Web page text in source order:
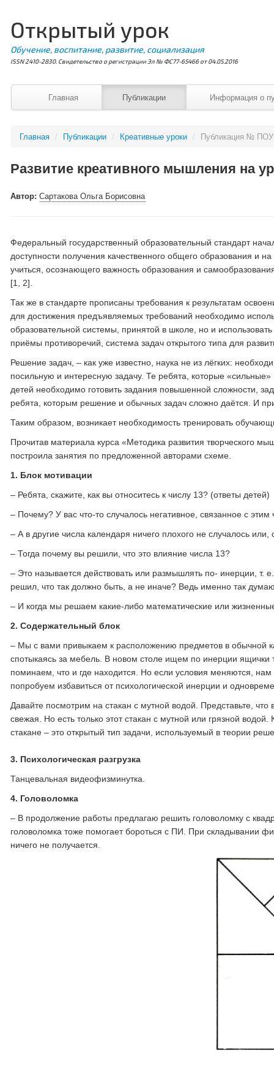
Открытый урок
Обучение, воспитание, развитие, социализация
ISSN 2410-2830. Свидетельство о регистрации Эл № ФС77-65466 от 04.05.2016
Главная Публикации Информация о
Главная / Публикации / Креативные уроки / Публикация № ПОУ
Развитие креативного мышления на
Автор:Сартакова Ольга Борисовна
Федеральный государственный образовательный стандарт
доступности получения качественного общего образования и
учиться, осознающего важность образования и
[1, 2].
Так же в стандарте прописаны требования к результатам
для достижения предъявляемых требований необходимо
образовательной системы, принятой в школе, но и
приёмы противоречий, система задач открытого типа для
Решение задач, – как уже известно, наука не из лёгких:
посильную и интересную задачу. Те ребята, которые
детей необходимо готовить задания повышенной сложности,
ребята, которым решение и обычных задач сложно даётся. И
Таким образом, возникает необходимость тренировать
Прочитав материала курса «Методика развития творческого
построила занятия по предложенной авторами схеме.
1. Блок мотивации
– Ребята, скажите, как вы относитесь к числу 13? (ответы детей)
– Почему? У вас что-то случалось негативное, связанное с
– А в другие числа календаря ничего плохого не случалось
– Тогда почему вы решили, что это влияние числа 13?
– Это называется действовать или размышлять по- инерции, т.
решил, что так должно быть, а не иначе? Ведь именно так
– И когда мы решаем какие-либо математические или
2.Содержательный блок
– Мы с вами привыкаем к расположению предметов в обычной
спотыкаясь за мебель. В новом столе ищем по инерции
поминаем, что и где находится. Но если условия меняются,
попробуем избавиться от психологической инерции и
Давайте посмотрим на стакан с мутной водой. Представьте,
свежая. Но есть только этот стакан с мутной или грязной
стакане – это открытый тип задачи, используемый в теории
3. Психологическая разгрузка
Танцевальная видеофизминутка.
4. Головоломка
– В продолжение работы предлагаю решить головоломку с
головоломка тоже помогает бороться с ПИ. При складывании
ничего не получается.